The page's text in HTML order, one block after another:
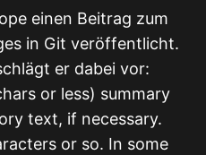
einen Beitrag zum
in Git veröffentlicht.
er dabei vor:
or less) summary
text, if necessary.
or so. In some